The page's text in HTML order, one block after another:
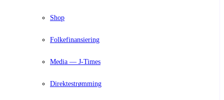
Shop
Folkefinansiering
Media — J-Times
Direktestrømming